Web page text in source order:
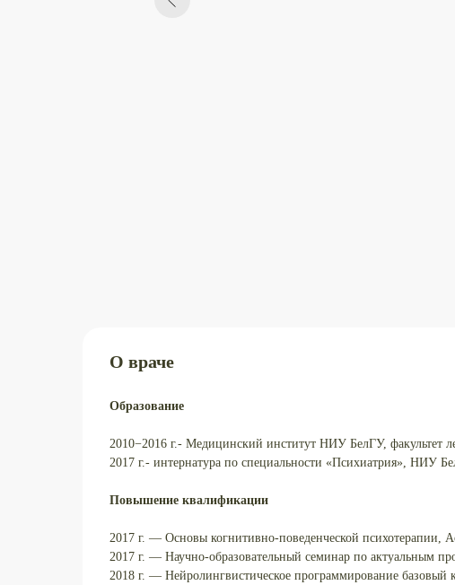
О враче
Образование
2010−2016 г.- Медицинский институт НИУ БелГУ, факультет
2017 г.- интернатура по специальности «Психиатрия», НИУ
Повышение квалификации
2017 г. — Основы когнитивно-поведенческой психотерапии,
2017 г. — Научно-образовательный семинар по актуальным
2018 г. — Нейролингвистическое программирование базовый